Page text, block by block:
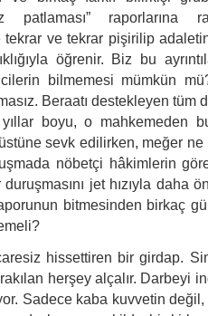
raporlarına
tekrar ve tekrar pişirilip
öğrenir. Biz bu
bilmemesi mümkün
Beraatı destekleyen tüm
boyu, o mahkemeden
sevk edilirken, meğer
nöbetçi hâkimlerin
duruşmasını jet hızıyla daha
bitmesinden birkaç
hissettiren bir girdap.
herşey alçalır. Darbeyi
Sadece kaba kuvvetin